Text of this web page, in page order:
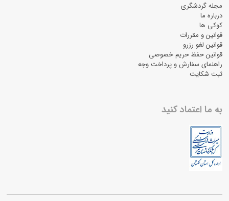
مجله گردشگری
درباره ما
کوکی ها
قوانین و مقررات
قوانین لغو رزرو
قوانین حفظ حریم خصوصی
راهنمای سفارش و پرداخت وجه
ثبت شکایت
به ما اعتماد کنید